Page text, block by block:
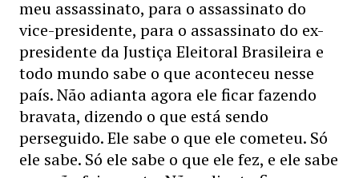
meu assassinato, para o assassinato do
vice-presidente, para o assassinato do ex-
presidente da Justiça Eleitoral Brasileira e
todo mundo sabe o que aconteceu nesse
país. Não adianta agora ele ficar fazendo
bravata, dizendo o que está sendo
perseguido. Ele sabe o que ele cometeu. Só
ele sabe. Só ele sabe o que ele fez, e ele sabe